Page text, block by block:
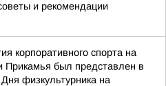
и рекомендации
корпоративного спорта на
Прикамья был представлен в
физкультурника на